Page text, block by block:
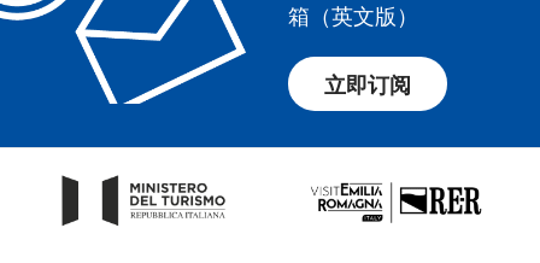
箱（英文版）
立即订阅